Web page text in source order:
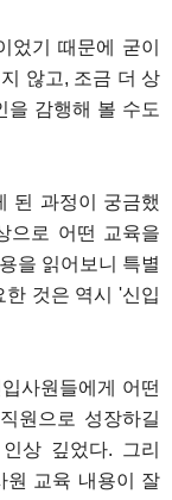
었기 때문에 굳이
않고, 조금 더 상
을 감행해 볼 수도
된 과정이 궁금했
으로 어떤 교육을
을 읽어보니 특별
것은 역시 '신입
사원들에게 어떤
원으로 성장하길
상 깊었다. 그리
원 교육 내용이 잘